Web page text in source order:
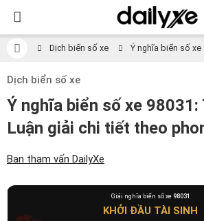
Dịch biển số xe Ý nghĩa biển số
Dịch biển số xe
Ý nghĩa biển số xe 98031:
Luận giải chi tiết theo
Ban tham vấn DailyXe
Giải nghĩa biển số xe 98031
KHỞI ĐẦU TÀI SINH